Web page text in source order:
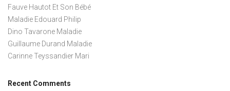
Fauve Hautot Et Son Bébé
Maladie Edouard Philip
Dino Tavarone Maladie
Guillaume Durand Maladie
Carinne Teyssandier Mari
Recent Comments